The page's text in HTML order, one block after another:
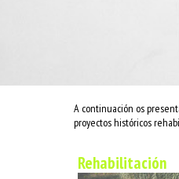
A continuación os
proyectos históricos
Rehabilitación